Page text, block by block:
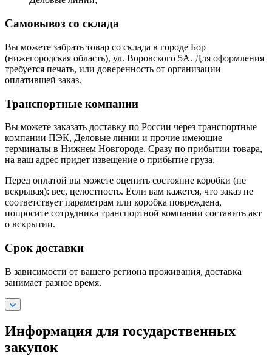
Самовывоз со склада
Вы можете забрать товар со склада в городе Бор
(нижегородская область), ул. Воровского 5А. Для оформления
требуется печать, или доверенность от организации
оплатившей заказ.
Транспортные компании
Вы можете заказать доставку по России через транспортные
компании ПЭК, Деловые линии и прочие имеющие
терминалы в Нижнем Новгороде. Сразу по прибытии товара,
на ваш адрес придет извещение о прибытие груза.
Перед оплатой вы можете оценить состояние коробки (не
вскрывая): вес, целостность. Если вам кажется, что заказ не
соответствует параметрам или коробка повреждена,
попросите сотрудника транспортной компании составить акт
о вскрытии.
Срок доставки
В зависимости от вашего региона проживания, доставка
занимает разное время.
Информация для государственных
закупок